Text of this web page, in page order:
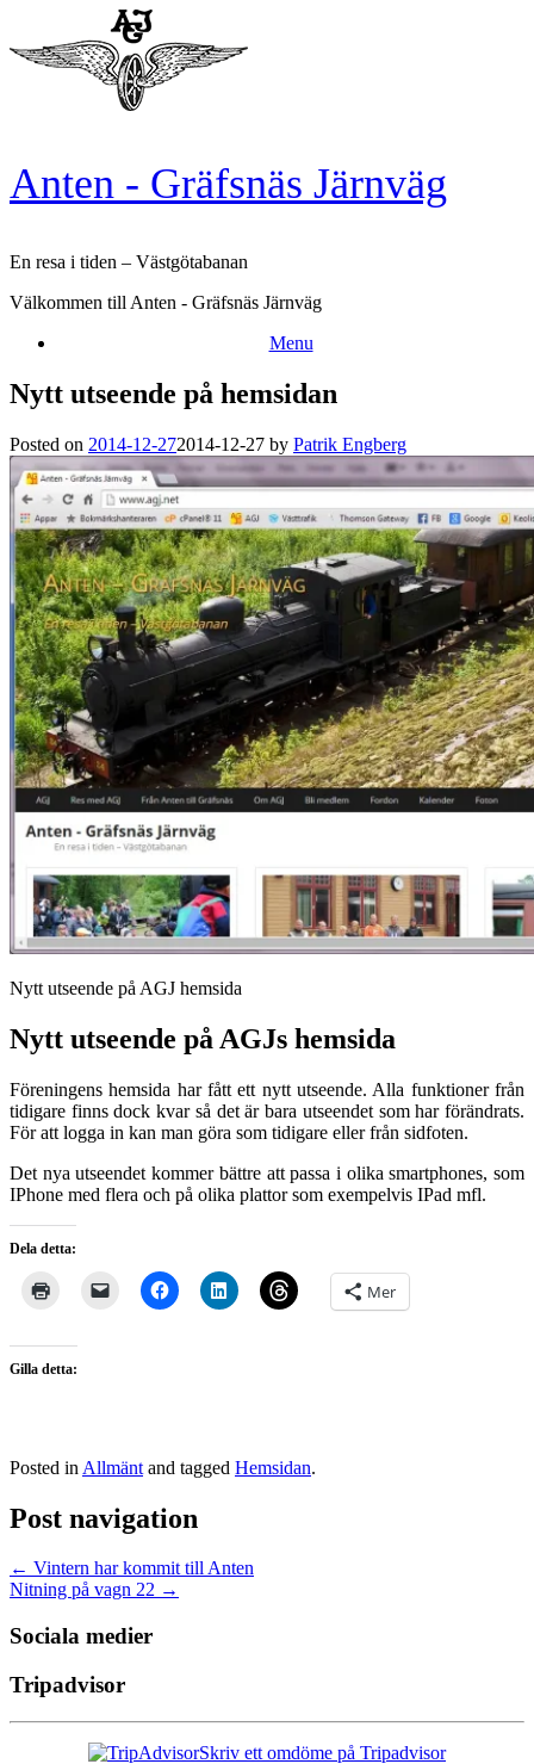
content
Anten - Gräfsnäs Järnväg
En resa i tiden – Västgötabanan
Välkommen till Anten - Gräfsnäs Järnväg
Menu
Nytt utseende på hemsidan
Posted on 2014-12-272014-12-27 by Patrik Engberg
Nytt utseende på AGJ hemsida
Nytt utseende på AGJs hemsida
Föreningens hemsida har fått ett nytt utseende. Alla funktioner från
tidigare finns dock kvar så det är bara utseendet som har förändrats.
För att logga in kan man göra som tidigare eller från sidfoten.
Det nya utseendet kommer bättre att passa i olika smartphones, som
IPhone med flera och på olika plattor som exempelvis IPad mfl.
Dela detta:
Mer
Gilla detta:
Posted in Allmänt and tagged Hemsidan.
Post navigation
← Vintern har kommit till Anten
Nitning på vagn 22 →
Sociala medier
Tripadvisor
Skriv ett omdöme på Tripadvisor